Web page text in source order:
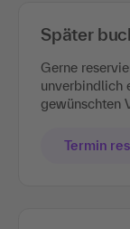
Später
Gerne
unverbindlich
gewünschten
Termin